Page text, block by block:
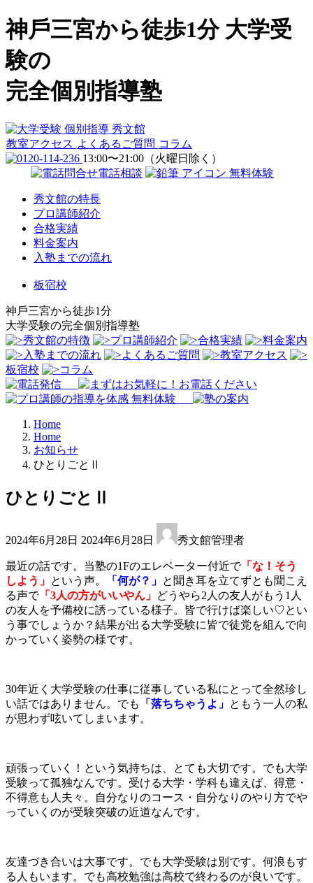
神⼾三宮から徒歩1分⼤学受
験の
完全個別指導塾
教室アクセス よくあるご質問 コラム
13:00〜21:00（火曜日除く）
電話相談
無料体験
秀文館の特長
プロ講師紹介
合格実績
料金案内
入塾までの流れ
板宿校
神⼾三宮から徒歩1分
⼤学受験の完全個別指導塾
秀文館の特徴
プロ講師紹介 合格実績
料金案内
入塾までの流れ
よくあるご質問
教室アクセス
板宿校
コラム
Home
Home
お知らせ
ひとりごとⅡ
ひとりごとⅡ
2024年6月28日 終
更
新
日
時
:
2024年6月28日 秀文館管理者
最近の話です。当塾の1Fのエレベーター付近で「な！そう
しよう」 という声。 「何が？」 と聞き耳を立てずとも聞こえ
る声で「3人の方がいいやん」 どうやら2人の友人がもう1人
の友人を予備校に誘っている様子。皆で行けば楽しい♡とい
う事でしょうか？結果が出る大学受験に皆で徒党を組んで向
かっていく姿勢の様です。
30年近く大学受験の仕事に従事している私にとって全然珍し
い話ではありません。でも
「落ちちゃうよ」 ともう一人の私
が思わず呟いてしまいます。
頑張っていく！という気持ちは、とても大切です。でも大学
受験って孤独なんです。受ける大学・学科も違えば、得意・
不得意も人夫々。自分なりのコース・自分なりのやり方でや
っていくのが受験突破の近道なんです。
友達づき合いは大事です。でも大学受験は別です。何浪もす
る人もいます。でも高校勉強は高校で終わるのが良いです。